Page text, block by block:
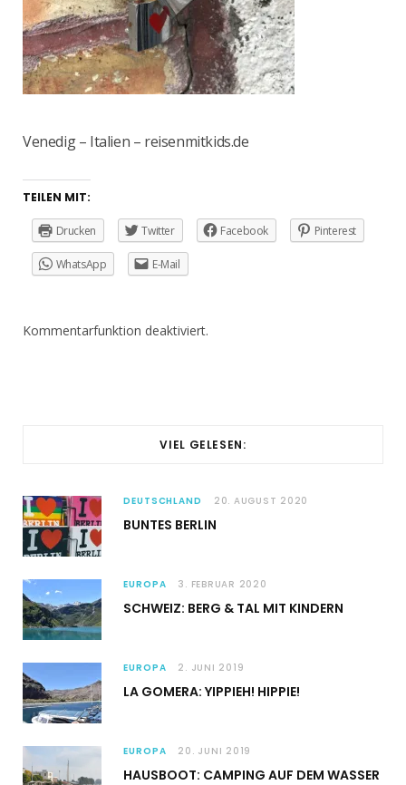
Venedig – Italien – reisenmitkids.de
TEILEN MIT:
Drucken Twitter Facebook Pinterest
WhatsApp E-Mail
Kommentarfunktion deaktiviert.
VIEL GELESEN:
DEUTSCHLAND 20. AUGUST 2020
BUNTES BERLIN
EUROPA 3. FEBRUAR 2020
SCHWEIZ: BERG & TAL MIT KINDERN
EUROPA 2. JUNI 2019
LA GOMERA: YIPPIEH! HIPPIE!
EUROPA 20. JUNI 2019
HAUSBOOT: CAMPING AUF DEM WASSER